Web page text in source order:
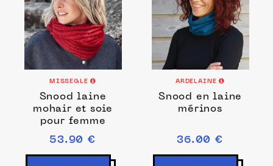
MISSEGLE
Snood laine
mohair et soie
pour femme
53.90 €
ARDELAINE
Snood en laine
mérinos
36.00 €